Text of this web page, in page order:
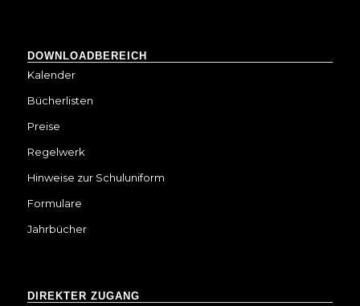
DOWNLOADBEREICH
Kalender
Bücherlisten
Preise
Regelwerk
Hinweise zur Schuluniform
Formulare
Jahrbücher
DIREKTER ZUGANG